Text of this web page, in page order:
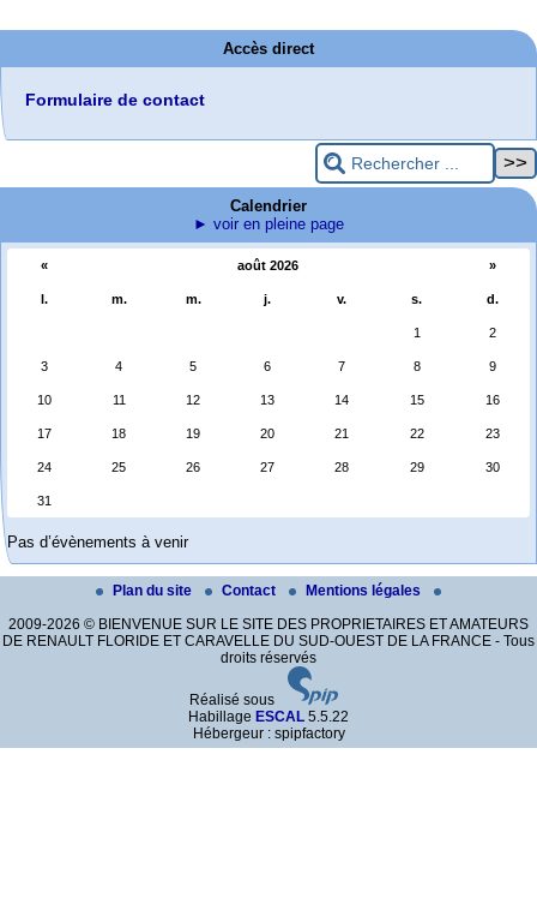
Accès direct
Formulaire de contact
Calendrier
► voir en pleine page
« août 2026 »
l. m. m. j. v. s. d.
1 2
3 4 5 6 7 8 9
10 11 12 13 14 15 16
17 18 19 20 21 22 23
24 25 26 27 28 29 30
31
Pas d’évènements à venir
Plan du site Contact
Mentions légales
2009-2026 © BIENVENUE SUR LE SITE DES PROPRIETAIRES ET AMATEURS
DE RENAULT FLORIDE ET CARAVELLE DU SUD-OUEST DE LA FRANCE - Tous
droits réservés
Réalisé sous
Habillage ESCAL 5.5.22
Hébergeur : spipfactory